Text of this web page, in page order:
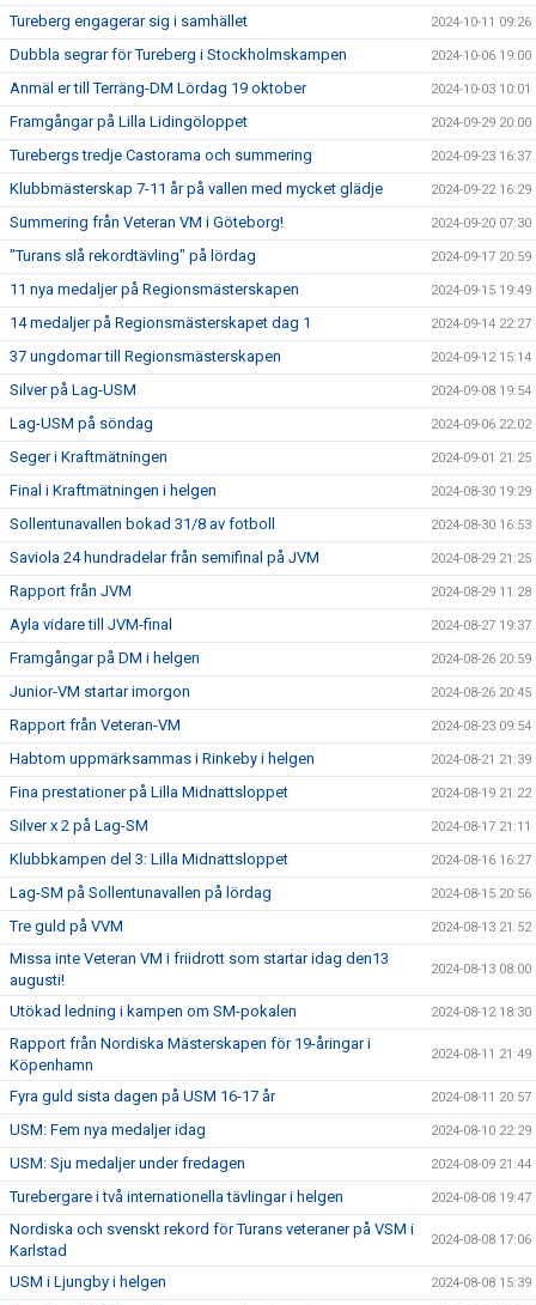
Tureberg engagerar sig i samhället 2024-10-11 09:26
Dubbla segrar för Tureberg i Stockholmskampen 2024-10-06 19:00
Anmäl er till Terräng-DM Lördag 19 oktober 2024-10-03 10:01
Framgångar på Lilla Lidingöloppet 2024-09-29 20:00
Turebergs tredje Castorama och summering 2024-09-23 16:37
Klubbmästerskap 7-11 år på vallen med mycket glädje 2024-09-22 16:29
Summering från Veteran VM i Göteborg! 2024-09-20 07:30
"Turans slå rekordtävling" på lördag 2024-09-17 20:59
11 nya medaljer på Regionsmästerskapen 2024-09-15 19:49
14 medaljer på Regionsmästerskapet dag 1 2024-09-14 22:27
37 ungdomar till Regionsmästerskapen 2024-09-12 15:14
Silver på Lag-USM 2024-09-08 19:54
Lag-USM på söndag 2024-09-06 22:02
Seger i Kraftmätningen 2024-09-01 21:25
Final i Kraftmätningen i helgen 2024-08-30 19:29
Sollentunavallen bokad 31/8 av fotboll 2024-08-30 16:53
Saviola 24 hundradelar från semifinal på JVM 2024-08-29 21:25
Rapport från JVM 2024-08-29 11:28
Ayla vidare till JVM-final 2024-08-27 19:37
Framgångar på DM i helgen 2024-08-26 20:59
Junior-VM startar imorgon 2024-08-26 20:45
Rapport från Veteran-VM 2024-08-23 09:54
Habtom uppmärksammas i Rinkeby i helgen 2024-08-21 21:39
Fina prestationer på Lilla Midnattsloppet 2024-08-19 21:22
Silver x 2 på Lag-SM 2024-08-17 21:11
Klubbkampen del 3: Lilla Midnattsloppet 2024-08-16 16:27
Lag-SM på Sollentunavallen på lördag 2024-08-15 20:56
Tre guld på VVM 2024-08-13 21:52
Missa inte Veteran VM i friidrott som startar idag den13
augusti!
2024-08-13 08:00
Utökad ledning i kampen om SM-pokalen 2024-08-12 18:30
Rapport från Nordiska Mästerskapen för 19-åringar i
Köpenhamn
2024-08-11 21:49
Fyra guld sista dagen på USM 16-17 år 2024-08-11 20:57
USM: Fem nya medaljer idag 2024-08-10 22:29
USM: Sju medaljer under fredagen 2024-08-09 21:44
Turebergare i två internationella tävlingar i helgen 2024-08-08 19:47
Nordiska och svenskt rekord för Turans veteraner på VSM i
Karlstad
2024-08-08 17:06
USM i Ljungby i helgen 2024-08-08 15:39